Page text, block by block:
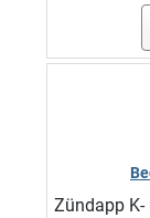
Zündapp K-